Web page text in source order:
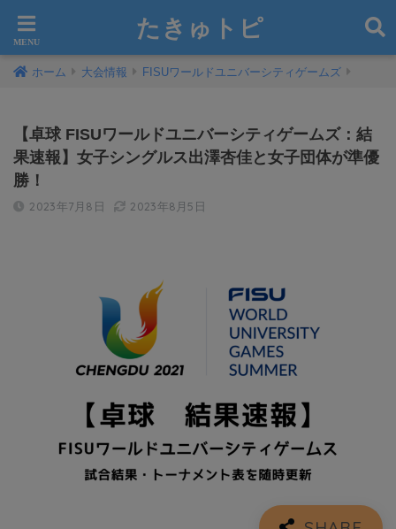
たきゅトピ
ホーム 大会情報 FISUワールドユニバーシティゲームズ
【卓球 FISUワールドユニバーシティゲームズ：結
果速報】女子シングルス出澤杏佳と女子団体が準優
勝！
2023年7月8日 2023年8月5日